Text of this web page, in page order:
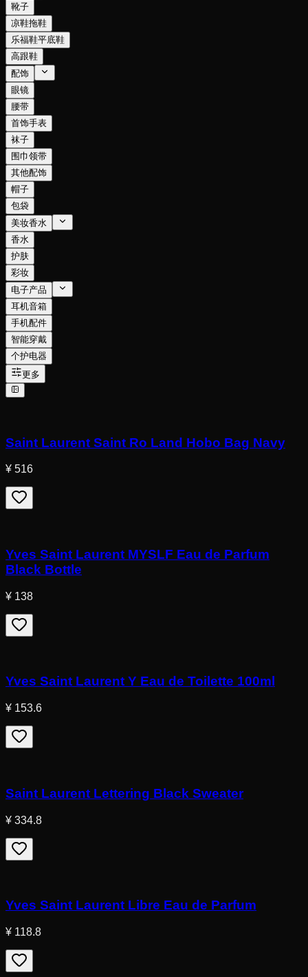
靴子
凉鞋拖鞋
乐福鞋平底鞋
高跟鞋
配饰
眼镜
腰带
首饰手表
袜子
围巾领带
其他配饰
帽子
包袋
美妆香水
香水
护肤
彩妆
电子产品
耳机音箱
手机配件
智能穿戴
个护电器
更多
Saint Laurent Saint Ro Land Hobo Bag Navy
¥ 516
Yves Saint Laurent MYSLF Eau de Parfum
Black Bottle
¥ 138
Yves Saint Laurent Y Eau de Toilette 100ml
¥ 153.6
Saint Laurent Lettering Black Sweater
¥ 334.8
Yves Saint Laurent Libre Eau de Parfum
¥ 118.8